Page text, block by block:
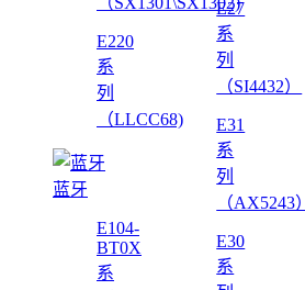
E220
系
列
（LLCC68)
蓝牙
E104-
BT0X
系
E27
系
列
（SI4432）
E31
系
列
（AX5243）
E30
系